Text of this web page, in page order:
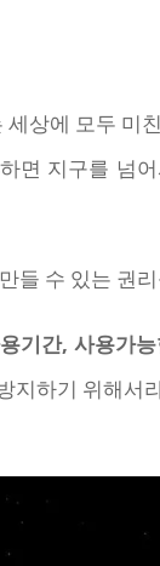
세상에 모두
지구를 넘어
들 수 있는 권
기간, 사용가
지하기 위해서